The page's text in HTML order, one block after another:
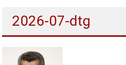
Türkiye
Cumhuriyeti…
2026-07-dtg